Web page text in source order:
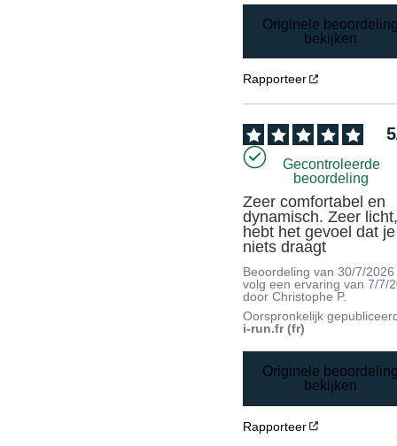
Originele
bekijken
Rapporteer
5
Gecontroleerde
beoordeling
Zeer comfortabel en
dynamisch. Zeer
hebt het gevoel dat je
niets draagt
Beoordeling van30/7/2026
volg een ervaring van7/7/
doorChristophe P.
Oorspronkelijk
i-run.fr (fr)
Originele
bekijken
Rapporteer